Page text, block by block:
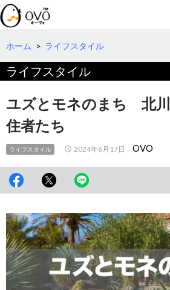
検
索
コ
テ
ツ
へ
動
ホーム > ライフスタイル
ライフスタイル
ユズとモネのまち 北
住者たち
ライフスタイル 2024年6月17日 OVO